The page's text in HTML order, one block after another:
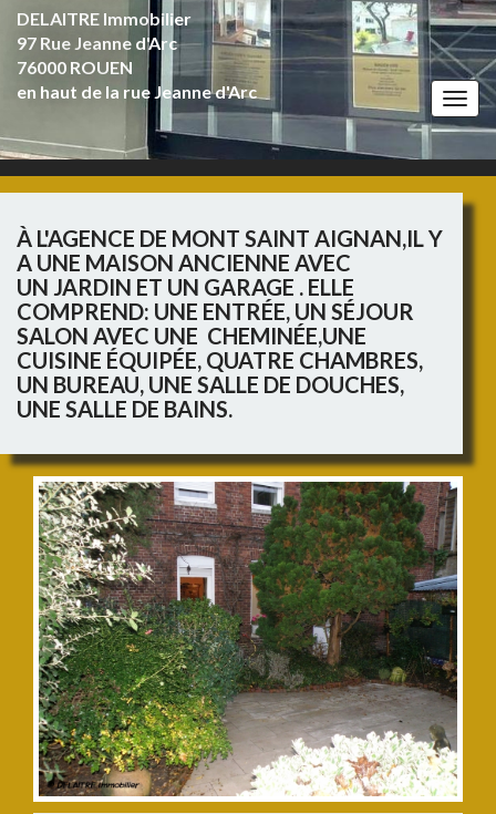
DELAITRE Immobilier
97 Rue Jeanne d'Arc
76000 ROUEN
en haut de la rue Jeanne d'Arc
À L'AGENCE DE MONT SAINT AIGNAN,IL Y
A UNE MAISON ANCIENNE AVEC
UN JARDIN ET UN GARAGE . ELLE
COMPREND: UNE ENTRÉE, UN SÉJOUR
SALON AVEC UNE CHEMINÉE,UNE
CUISINE ÉQUIPÉE, QUATRE CHAMBRES,
UN BUREAU, UNE SALLE DE DOUCHES,
UNE SALLE DE BAINS.